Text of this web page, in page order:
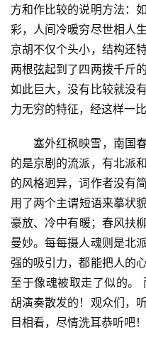
方和作比较的说明方法：
彩，人间冷暖穷尽世相人
京胡不仅个头小，结构还
两根弦起到了四两拨千斤
如此巨大，没有比较就没
力无穷的特征，经这样一
塞外红枫映雪，南国
的是京剧的流派，有北派
的风格迥异，词作者没有
用了两个主谓短语来摹状
豪放、冷中有暖；春风扶
曼妙。每每摄人魂则是北
强的吸引力，都能把人的
至于像魂被取走了似的。
胡演奏散发的！观众们，
目相看，尽情洗耳恭听吧！